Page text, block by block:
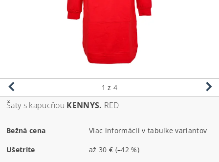
1 z 4
Šaty s kapucňou KENNYS. RED
Bežná cena Viac informácií v tabuľke variantov
Ušetríte až30 € (–42 %)